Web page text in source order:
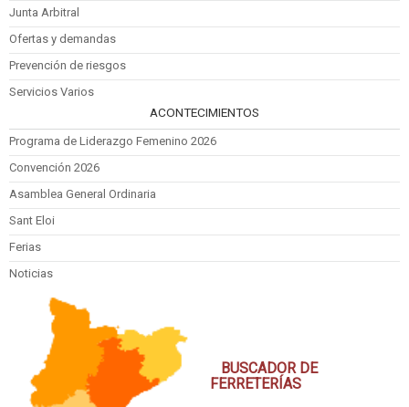
Junta Arbitral
Ofertas y demandas
Prevención de riesgos
Servicios Varios
ACONTECIMIENTOS
Programa de Liderazgo Femenino 2026
Convención 2026
Asamblea General Ordinaria
Sant Eloi
Ferias
Noticias
BUSCADOR DE
FERRETERÍAS